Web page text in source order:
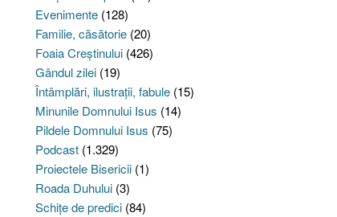
Evenimente(128)
Familie, căsătorie(20)
Foaia Creştinului(426)
Gândul zilei(19)
Întâmplări, ilustraţii, fabule(15)
Minunile Domnului Isus (14)
Pildele Domnului Isus (75)
Podcast(1.329)
Proiectele Bisericii(1)
Roada Duhului(3)
Schiţe de predici(84)